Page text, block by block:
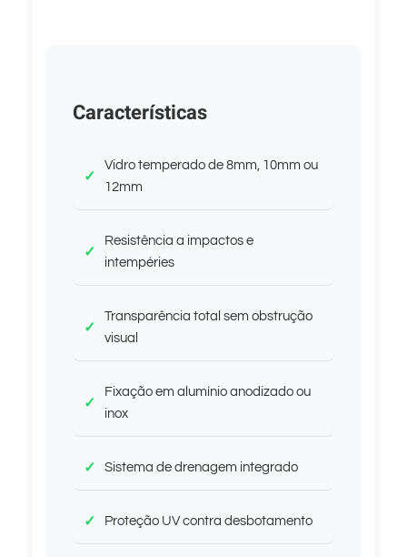
Características
Vidro temperado de 8mm, 10mm ou
12mm
Resistência a impactos e
intempéries
Transparência total sem obstrução
visual
Fixação em alumínio anodizado ou
inox
Sistema de drenagem integrado
Proteção UV contra desbotamento